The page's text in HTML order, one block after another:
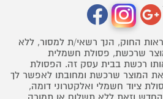
החוק, הנך רשאי/ת למסור, ללא
שרכשת, פסולת חשמלית
רכשת בבית עסק זה. הפסולת
המוצר שרכשת ומחובתו לאפשר לך
ציוד חשמלי ואלקטרוני דומה,